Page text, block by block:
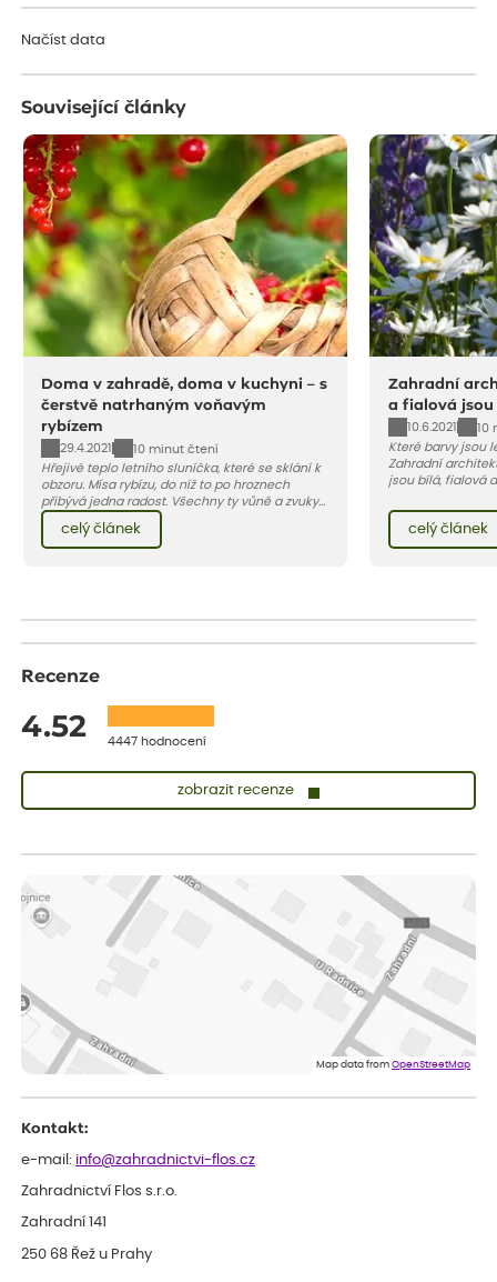
Načíst data
Související články
Doma v zahradě, doma v kuchyni – s
čerstvě natrhaným voňavým
rybízem
29.4.2021
10 minut čtení
Hřejivé teplo letního sluníčka, které se sklání k
obzoru. Mísa rybízu, do níž to po hroznech
přibývá jedna radost. Všechny ty vůně a zvuky
vnese neuvěřitelný klid a radost. A taky trochu
bezstarostnosti dětství při mlsání babiččina
celý článek
Zahradní
a fialová jsou
10.6.2021
10
Které barvy jsou
Zahradní
jsou bílá, fialová
záhon, terasu či
obléknout i vy.
celý článek
Recenze
4.52 4447 hodnocení
zobrazit recenze
vše v naprostém pořádku
ověřený nákup dnes
Jana
Flos je nejlepší &#129321;
Map data fromOpenStreetMap
Kontakt:
e-mail: info@zahradnictvi-flos.cz
Zahradnictví Flos s.r.o.
Zahradní 141
250 68 Řež u Prahy